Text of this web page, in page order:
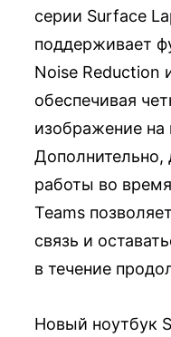
серии Surface
поддерживает
Noise Reduction
обеспечивая
изображение
Дополнительно,
работы во
Teams
связь и
в течение
Новый ноутбук